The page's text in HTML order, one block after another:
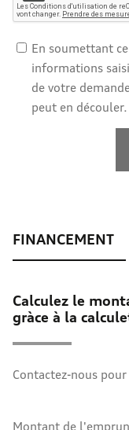
En soumettant
informations
de votre
peut en découler.
Calculez le
gràce à la
Contactez-nous
Montant de